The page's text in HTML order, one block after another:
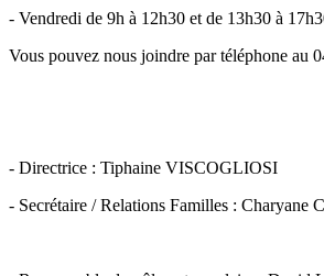
- Vendredi de 9h à 12h30 et de 13h30 à
Vous pouvez nous joindre par téléphone au
- Directrice : Tiphaine VISCOGLIOSI
- Secrétaire / Relations Familles : Charyane